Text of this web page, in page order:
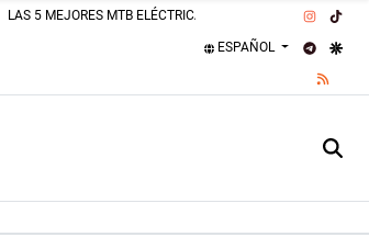
LAS 5 MEJORES MTB ELÉCTRICAS 2026 PLAJAS PERROS
ESPAÑOL
RSS